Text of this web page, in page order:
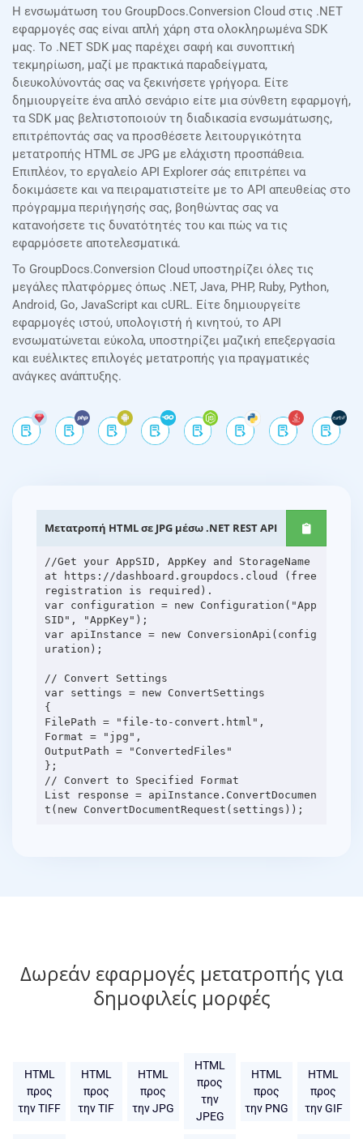
Η ενσωμάτωση του GroupDocs.Conversion Cloud στις .NET
εφαρμογές σας είναι απλή χάρη στα ολοκληρωμένα SDK
μας. Το .NET SDK μας παρέχει σαφή και συνοπτική
τεκμηρίωση, μαζί με πρακτικά παραδείγματα,
διευκολύνοντάς σας να ξεκινήσετε γρήγορα. Είτε
δημιουργείτε ένα απλό σενάριο είτε μια σύνθετη εφαρμογή,
τα SDK μας βελτιστοποιούν τη διαδικασία ενσωμάτωσης,
επιτρέποντάς σας να προσθέσετε λειτουργικότητα
μετατροπής HTML σε JPG με ελάχιστη προσπάθεια.
Επιπλέον, το εργαλείο API Explorer σάς επιτρέπει να
δοκιμάσετε και να πειραματιστείτε με το API απευθείας στο
πρόγραμμα περιήγησής σας, βοηθώντας σας να
κατανοήσετε τις δυνατότητές του και πώς να τις
εφαρμόσετε αποτελεσματικά.
Το GroupDocs.Conversion Cloud υποστηρίζει όλες τις
μεγάλες πλατφόρμες όπως .NET, Java, PHP, Ruby, Python,
Android, Go, JavaScript και cURL. Είτε δημιουργείτε
εφαρμογές ιστού, υπολογιστή ή κινητού, το API
ενσωματώνεται εύκολα, υποστηρίζει μαζική επεξεργασία
και ευέλικτες επιλογές μετατροπής για πραγματικές
ανάγκες ανάπτυξης.
Μετατροπή HTML σε JPG μέσω .NET REST API
//Get your AppSID, AppKey and StorageName
at https://dashboard.groupdocs.cloud (free
registration is required).
var configuration = new Configuration("App
SID", "AppKey");
var apiInstance = new ConversionApi(config
uration);
// Convert Settings
var settings = new ConvertSettings
{
FilePath = "file-to-convert.html",
Format = "jpg",
OutputPath = "ConvertedFiles"
};
// Convert to Specified Format
List response = apiInstance.ConvertDocumen
Δωρεάν εφαρμογές μετατροπής για
δημοφιλείς μορφές
HTML
προς
την TIFF
HTML
προς
την TIF
HTML
προς
την JPG
HTML
προς
την
JPEG
HTML
προς
την PNG
HTML
προς
την GIF